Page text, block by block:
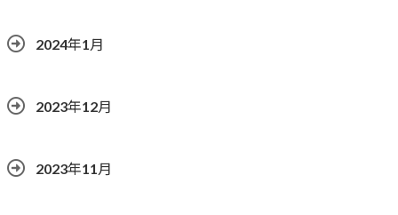
2024年1月
2023年12月
2023年11月